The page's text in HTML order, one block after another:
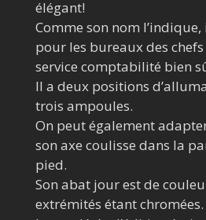
élégant!
Comme son nom
pour les bureaux des
service comptabilité bien
Il a deux positions
trois ampoules.
On peut également
son axe coulisse dans la
pied.
Son abat jour est de
extrémités étant chromées.